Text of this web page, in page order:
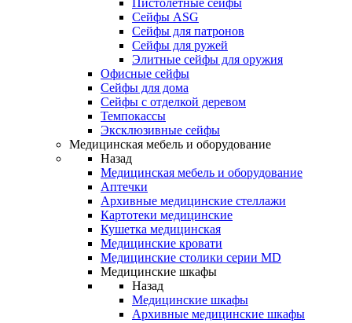
Пистолетные сейфы
Сейфы ASG
Сейфы для патронов
Сейфы для ружей
Элитные сейфы для оружия
Офисные сейфы
Сейфы для дома
Сейфы с отделкой деревом
Темпокассы
Эксклюзивные сейфы
Медицинская мебель и оборудование
Назад
Медицинская мебель и оборудование
Аптечки
Архивные медицинские стеллажи
Картотеки медицинские
Кушетка медицинская
Медицинские кровати
Медицинские столики серии MD
Медицинские шкафы
Назад
Медицинские шкафы
Архивные медицинские шкафы